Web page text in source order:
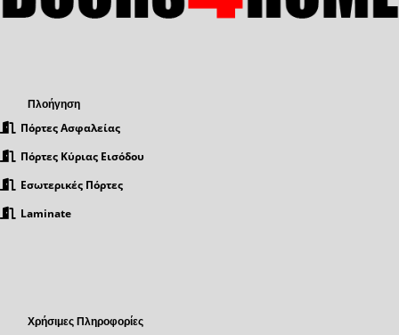
Πλοήγηση
Πόρτες Ασφαλείας
Πόρτες Κύριας Εισόδου
Εσωτερικές Πόρτες
Laminate
Χρήσιμες Πληροφορίες